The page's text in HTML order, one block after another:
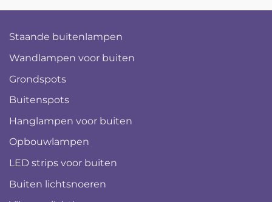
Staande buitenlampen
Wandlampen voor buiten
Grondspots
Buitenspots
Hanglampen voor buiten
Opbouwlampen
LED strips voor buiten
Buiten lichtsnoeren